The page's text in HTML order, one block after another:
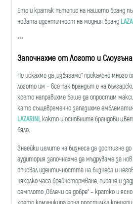
Ето и кратък пътепис на нашето бранд
новата идентичност на модния бранд
***
Започнахме от Логото и Слоугъна
Не искахме да „избягаме“ прекалено
логото им – все пак брандът е на
което направихме беше да опростим
като същевременно запазихме
LAZARINI, както и основните брандови
бяло.
Знаейки целите на бизнеса да достигне
аудитория започнахме да мъдруваме за
описвал идентичността на бизнеса и
няколко часа брейнстормване, писане и
семплото „Облечи се добре“ – кратко и